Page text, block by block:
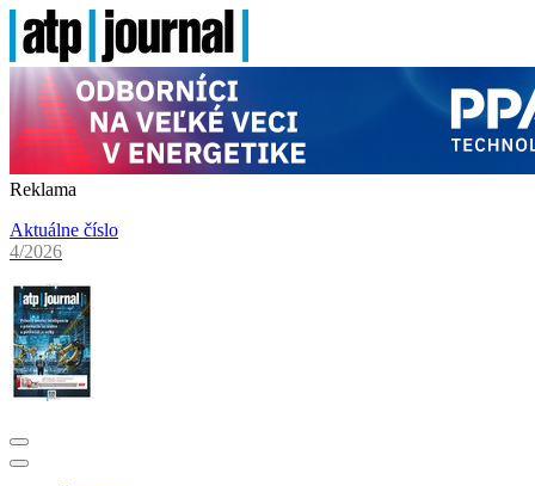
Reklama
Aktuálne číslo
4/2026